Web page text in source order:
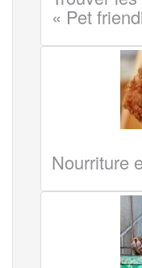
« Pet
Nourriture